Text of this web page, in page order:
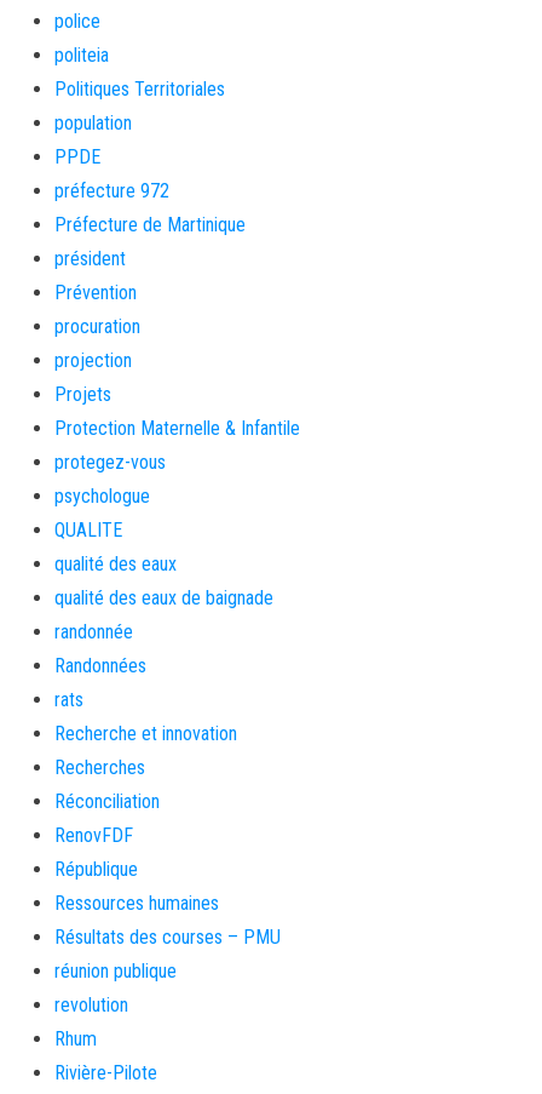
police
politeia
Politiques Territoriales
population
PPDE
préfecture 972
Préfecture de Martinique
président
Prévention
procuration
projection
Projets
Protection Maternelle & Infantile
protegez-vous
psychologue
QUALITE
qualité des eaux
qualité des eaux de baignade
randonnée
Randonnées
rats
Recherche et innovation
Recherches
Réconciliation
RenovFDF
République
Ressources humaines
Résultats des courses – PMU
réunion publique
revolution
Rhum
Rivière-Pilote